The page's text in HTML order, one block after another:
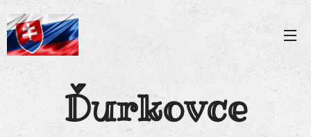
Ďurkovce